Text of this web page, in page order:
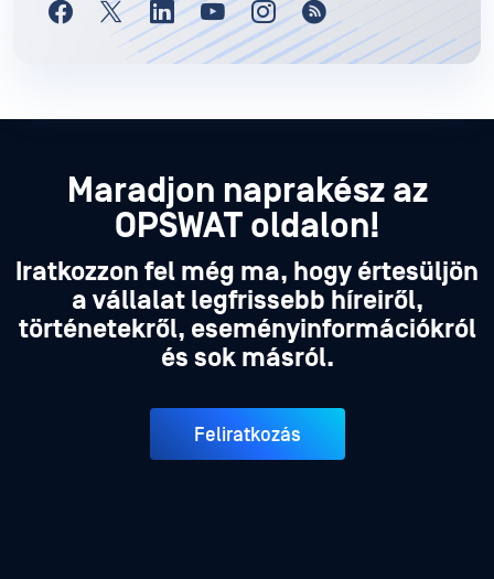
Maradjon naprakész az
OPSWAT oldalon!
Iratkozzon fel még ma, hogy értesüljön
a vállalat legfrissebb híreiről,
történetekről, eseményinformációkról
és sok másról.
Feliratkozás